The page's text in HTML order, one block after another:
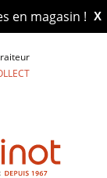
X
en magasin !